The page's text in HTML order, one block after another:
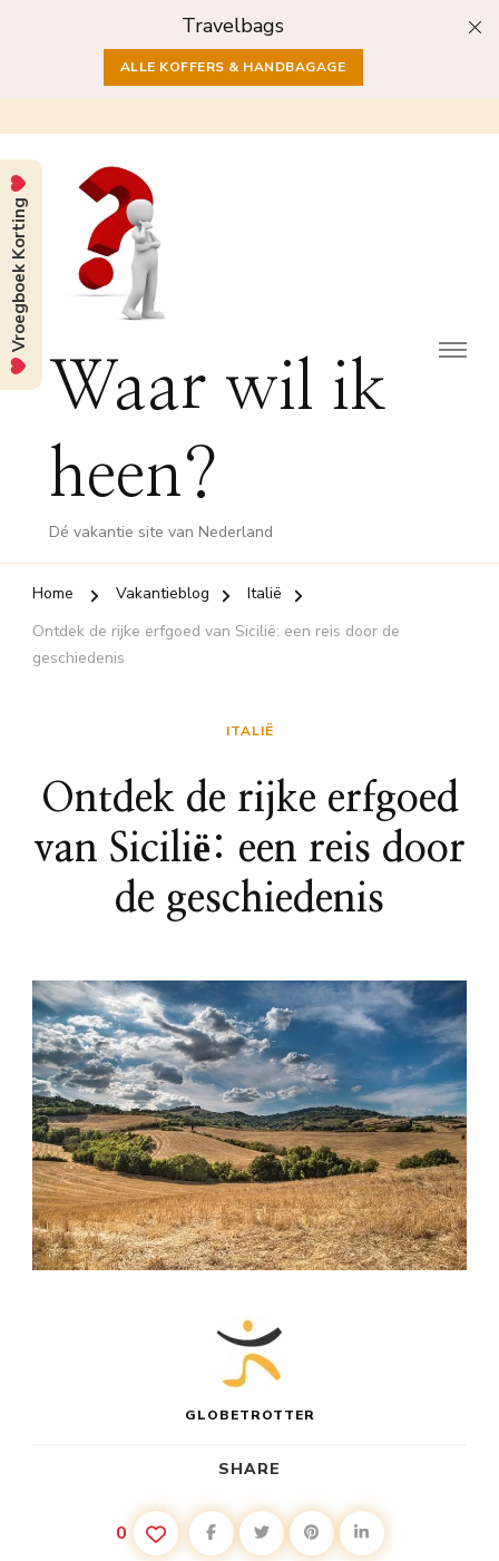
Travelbags
ALLE KOFFERS & HANDBAGAGE
Waar wil ik
heen?
Dé vakantie site van Nederland
Home Vakantieblog
Italië
Ontdek de rijke erfgoed van Sicilië: een reis door de
geschiedenis
ITALIË
Ontdek de rijke erfgoed
van Sicilië: een reis door
de geschiedenis
GLOBETROTTER
SHARE
0
Vroegboek Korting